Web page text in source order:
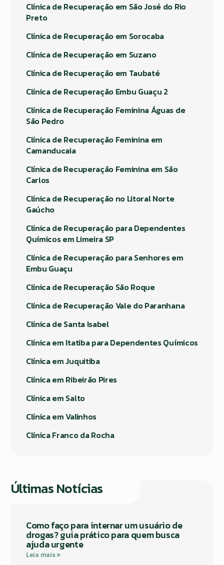
Clínica de Recuperação em São José do Rio
Preto
Clínica de Recuperação em Sorocaba
Clínica de Recuperação em Suzano
Clínica de Recuperação em Taubaté
Clínica de Recuperação Embu Guaçu 2
Clínica de Recuperação Feminina Águas de
São Pedro
Clínica de Recuperação Feminina em
Camanducaia
Clínica de Recuperação Feminina em São
Carlos
Clínica de Recuperação no Litoral Norte
Gaúcho
Clínica de Recuperação para Dependentes
Químicos em Limeira SP
Clínica de Recuperação para Senhores em
Embu Guaçu
Clínica de Recuperação São Roque
Clínica de Recuperação Vale do Paranhana
Clínica de Santa Isabel
Clínica em Itatiba para Dependentes Químicos
Clínica em Juquitiba
Clínica em Ribeirão Pires
Clínica em Salto
Clínica em Valinhos
Clínica Franco da Rocha
Últimas Notícias
Como faço para internar um usuário de
drogas? guia prático para quem busca
ajuda urgente
Leia mais »